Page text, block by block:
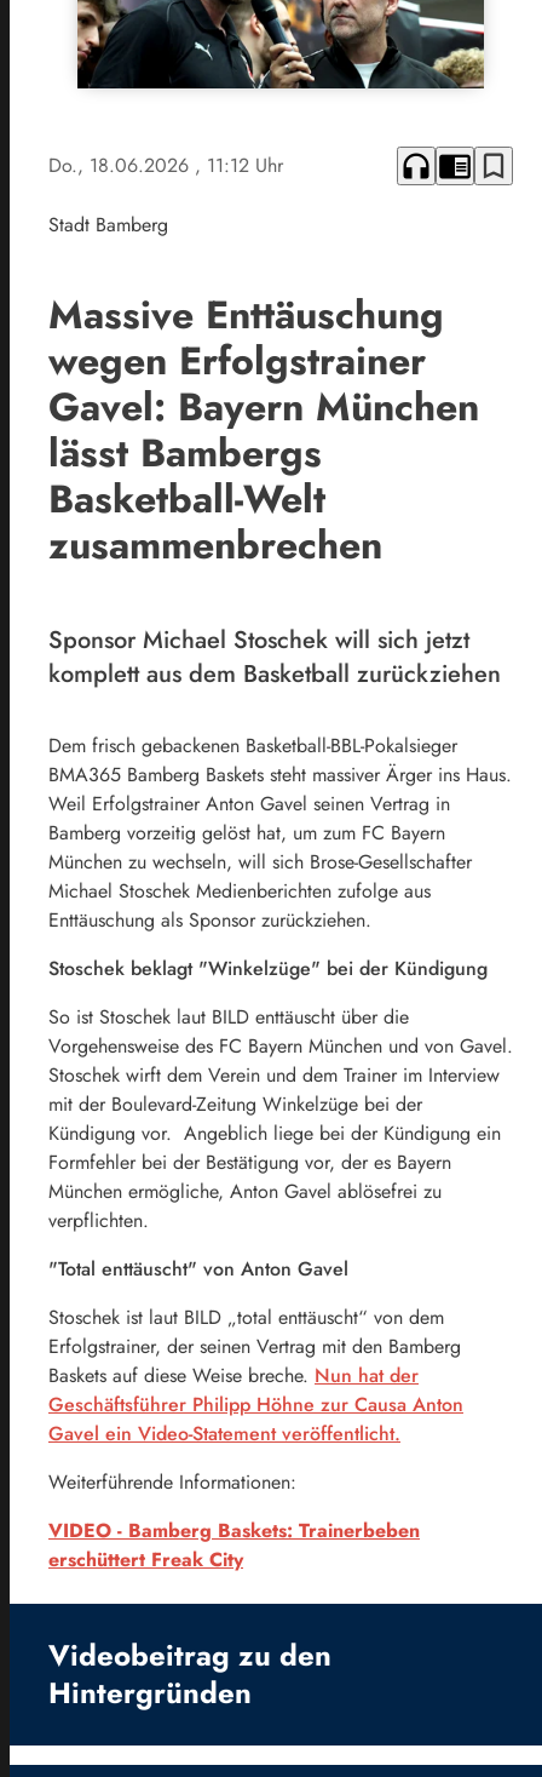
Do., 18.06.2026 , 11:12 Uhr headphones chrome_reader_mode bookmark_border
Stadt Bamberg
Massive Enttäuschung
wegen Erfolgstrainer
Gavel: Bayern München
lässt Bambergs
Basketball-Welt
zusammenbrechen
Sponsor Michael Stoschek will sich jetzt
komplett aus dem Basketball zurückziehen
Dem frisch gebackenen Basketball-BBL-Pokalsieger
BMA365 Bamberg Baskets steht massiver Ärger ins Haus.
Weil Erfolgstrainer Anton Gavel seinen Vertrag in
Bamberg vorzeitig gelöst hat, um zum FC Bayern
München zu wechseln, will sich Brose-Gesellschafter
Michael Stoschek Medienberichten zufolge aus
Enttäuschung als Sponsor zurückziehen.
Stoschek beklagt "Winkelzüge" bei der Kündigung
So ist Stoschek laut BILD enttäuscht über die
Vorgehensweise des FC Bayern München und von Gavel.
Stoschek wirft dem Verein und dem Trainer im Interview
mit der Boulevard-Zeitung Winkelzüge bei der
Kündigung vor. Angeblich liege bei der Kündigung ein
Formfehler bei der Bestätigung vor, der es Bayern
München ermögliche, Anton Gavel ablösefrei zu
verpflichten.
"Total enttäuscht" von Anton Gavel
Stoschek ist laut BILD „total enttäuscht“ von dem
Erfolgstrainer, der seinen Vertrag mit den Bamberg
Baskets auf diese Weise breche. Nun hat der
Geschäftsführer Philipp Höhne zur Causa Anton
Gavel ein Video-Statement veröffentlicht.
Weiterführende Informationen:
VIDEO - Bamberg Baskets: Trainerbeben
erschüttert Freak City
Videobeitrag zu den
Hintergründen